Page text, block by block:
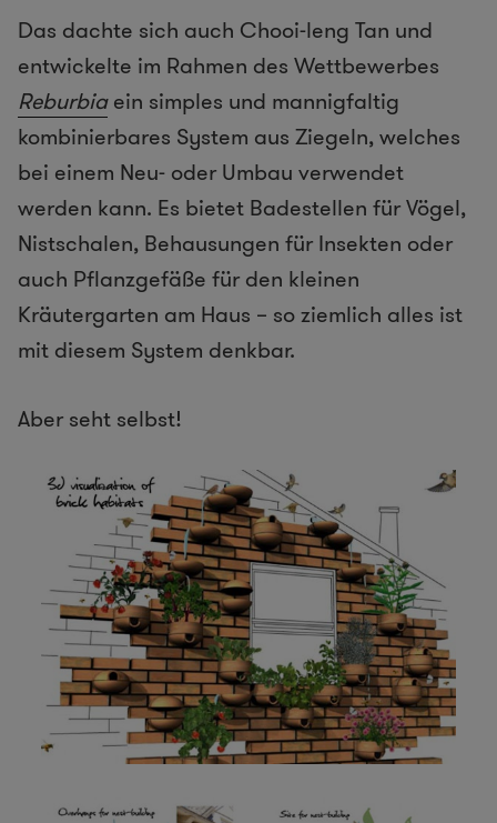
Das dachte sich auch Chooi-leng Tan und
entwickelte im Rahmen des Wettbewerbes
Reburbiaein simples und mannigfaltig
kombinierbares System aus Ziegeln, welches
bei einem Neu- oder Umbau verwendet
werden kann. Es bietet Badestellen für Vögel,
Nistschalen, Behausungen für Insekten oder
auch Pflanzgefäße für den kleinen
Kräutergarten am Haus – so ziemlich alles ist
mit diesem System denkbar.
Aber seht selbst!